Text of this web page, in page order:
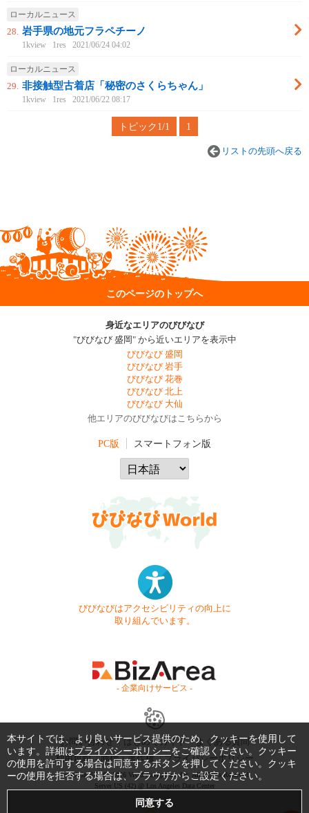
ローカルニュース
28. 岩手県の地元フラペチーノ
1kview 1res 2021/06/24 04:02
ローカルニュース
29. 非接触型古着店「秘密のさくらちゃん」
1kview 1res 2021/06/22 08:17
トピック1/1 1
リストの先頭へ戻る
このページのトップへ
身近なエリアのびびなび
"びびなび 盛岡" から近いエリアを表示中
びびなび 盛岡
びびなび 岩手
びびなび 花巻
びびなび 北上
びびなび 大仙
他エリアのびびなびはこちらから
PC版 スマートフォン版
びびなびはアクセシビリティの向上に
取り組んでいます。
- 企業向けサービス -
お問い合わせ はじめてガイド
よくある質問
利用規約
商標・著作権 プライバシーポリシー
Copyright © 1999-2026 Vivid Navigation, Inc. All Rights Reserved.
Server US (42) @ Los Angeles Data Center
本サイトでは、より良いサービス提供のため、クッキーを使用して
います。詳細はプライバシーポリシーをご確認ください。クッキー
の使用を許可する場合は同意するボタンを押してください。クッキ
ーの使用を拒否する場合は、ブラウザからご設定ください。